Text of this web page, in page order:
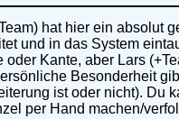
hat hier ein absolut
und in das System
Kante, aber Lars
Besonderheit
ist oder nicht). Du
per Hand machen/